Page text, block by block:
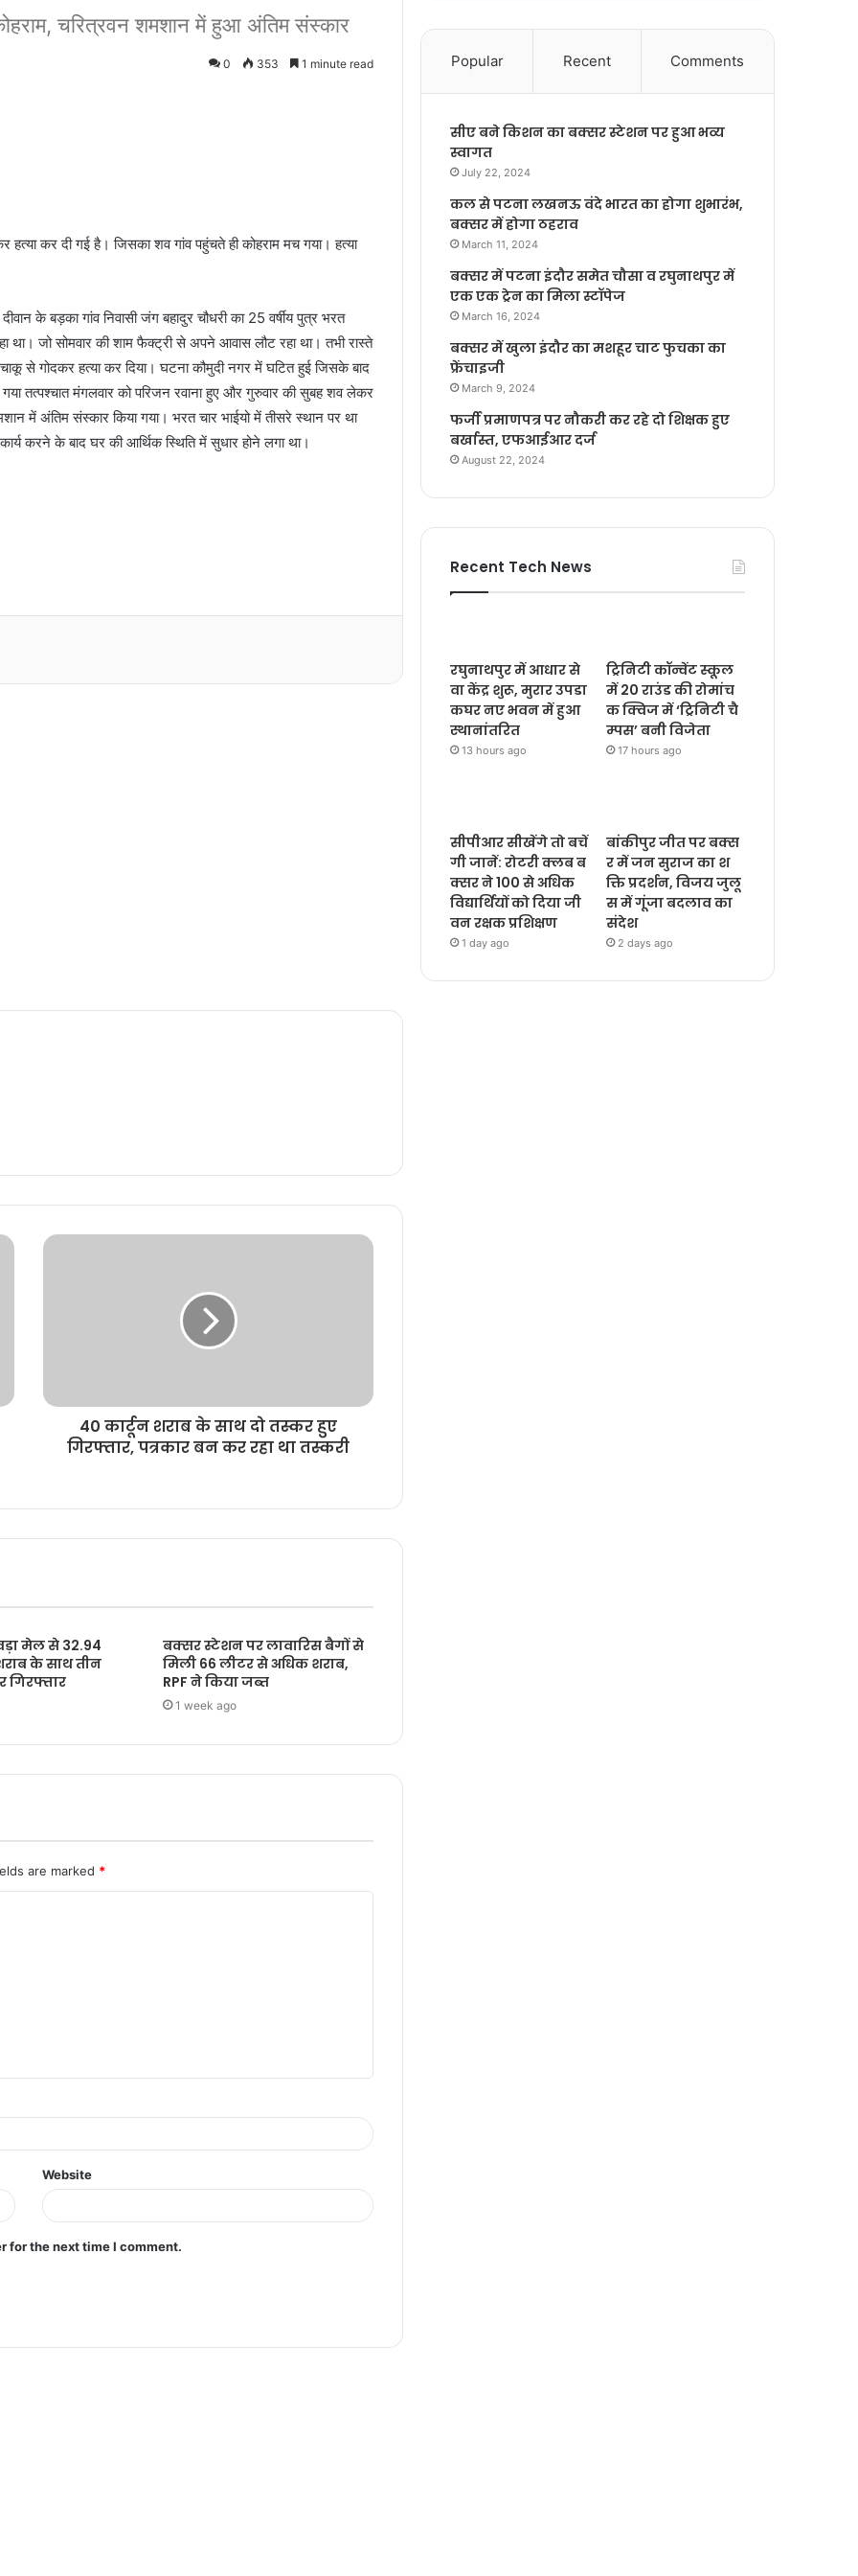
चरित्रवन शमशान में हुआ अंतिम संस्कार
0 353 1 minute read
कर दी गई है। जिसका शव गांव पहुंचते ही कोहराम मच गया। हत्या
के बड़का गांव निवासी जंग बहादुर चौधरी का 25 वर्षीय पुत्र भरत
था। जो सोमवार की शाम फैक्ट्री से अपने आवास लौट रहा था। तभी रास्ते
से गोदकर हत्या कर दिया। घटना कौमुदी नगर में घटित हुई जिसके बाद
गया तत्पश्चात मंगलवार को परिजन रवाना हुए और गुरुवार की सुबह शव लेकर
में अंतिम संस्कार किया गया। भरत चार भाईयो में तीसरे स्थान पर था
करने के बाद घर की आर्थिक स्थिति में सुधार होने लगा था।
40 कार्टून शराब के साथ दो तस्कर हुए
गिरफ्तार, पत्रकार बन कर रहा था तस्करी
मेल से 32.94
के साथ तीन
गिरफ्तार
बक्सर स्टेशन पर लावारिस बैगों से
मिली 66 लीटर से अधिक शराब,
RPF ने किया जब्त
1 week ago
are marked *
Website
for the next time I comment.
Popular Recent Comments
सीए बने किशन का बक्सर स्टेशन पर हुआ भव्य
स्वागत
July 22, 2024
कल से पटना लखनऊ वंदे भारत का होगा शुभारंभ,
बक्सर में होगा ठहराव
March 11, 2024
बक्सर में पटना इंदौर समेत चौसा व रघुनाथपुर में
एक एक ट्रेन का मिला स्टॉपेज
March 16, 2024
बक्सर में खुला इंदौर का मशहूर चाट फुचका का
फ्रेंचाइजी
March 9, 2024
फर्जी प्रमाणपत्र पर नौकरी कर रहे दो शिक्षक हुए
बर्खास्त, एफआईआर दर्ज
August 22, 2024
Recent Tech News
रघुनाथपुर में आधार से
वा केंद्र शुरू, मुरार उपडा
कघर नए भवन में हुआ
स्थानांतरित
13 hours ago
ट्रिनिटी कॉन्वेंट स्कूल
में 20 राउंड की रोमांच
क क्विज में ‘ट्रिनिटी चै
म्पस’ बनी विजेता
17 hours ago
सीपीआर सीखेंगे तो बचें
गी जानें: रोटरी क्लब ब
क्सर ने 100 से अधिक
विद्यार्थियों को दिया जी
वन रक्षक प्रशिक्षण
1 day ago
बांकीपुर जीत पर बक्स
र में जन सुराज का श
क्ति प्रदर्शन, विजय जुलू
स में गूंजा बदलाव का
संदेश
2 days ago